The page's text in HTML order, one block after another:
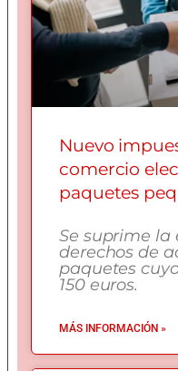
Nuevo
comercio
paquetes
Se suprime la
derechos de
paquetes
150 euros.
MÁS INFORMACIÓN »